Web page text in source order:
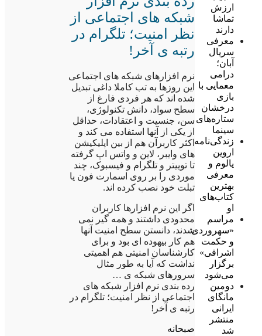
ارزش
تماشا
دارند
معرفی
سریال
آبان؛
درامی
معمایی با
بازی
درخشان
ستاره‌های
سینما
زندگی‌نامه
اروین
یالوم و
معرفی
بهترین
کتاب‌های
او
مراسم
«سهروردی
و حکمت
اشراقی»
برگزار
می‌شود
دومین
مانگای
ایرانی
منتشر
شد
شبکه های اجتماعی از
نظر امنیت؛ تلگرام در
رتبه ی آخر!
نرم افزارهای شبکه های اجتماعی
این روزها به تب کاملا داغی تبدیل
شده اند که هر فردی فارغ از
سطح سواد، دانش تکنولوژی،
سن، جنسیت و اعتقادات، حداقل
از یکی از آنها استفاده می کند و
اکثر کاربرآن هم از بین اپلیکیشن
های وایبر، لاین و واتس اپ گرفته
تا توییتر و تلگرام و فیسبوک، چند
موردی را بر روی اسمارت فون یا
تبلت خود نصب کرده اند.
اگر این نرم افزارها کاربران
محدودی داشتند و همه گیر نمی
شدند، دانستن سطح امنیت آنها
هم کار بیهوده ای بود و برای
کارشناسان امنیتی هم اهمیتی
نداشت که آیا به طور مثال
سرورهای شبکه ی …
رده بندی نرم افزار شبکه های
اجتماعی از نظر امنیت؛ تلگرام در
رتبه ی آخر!
صبحانه